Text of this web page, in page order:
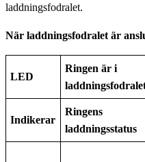
laddningsfodralet.
När laddningsfodralet är
LED
Ringen är i
Indikerar
Ringens
laddningsstatus